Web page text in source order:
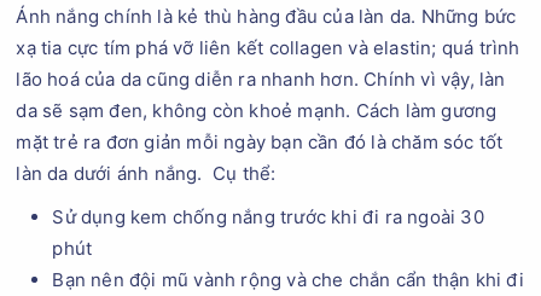
Ánh nắng chính là kẻ thù hàng đầu của làn da. Những bức
xạ tia cực tím phá vỡ liên kết collagen và elastin; quá trình
lão hoá của da cũng diễn ra nhanh hơn. Chính vì vậy, làn
da sẽ sạm đen, không còn khoẻ mạnh. Cách làm gương
mặt trẻ ra đơn giản mỗi ngày bạn cần đó là chăm sóc tốt
làn da dưới ánh nắng. Cụ thể:
Sử dụng kem chống nắng trước khi đi ra ngoài 30
phút
Bạn nên đội mũ vành rộng và che chắn cẩn thận khi đi